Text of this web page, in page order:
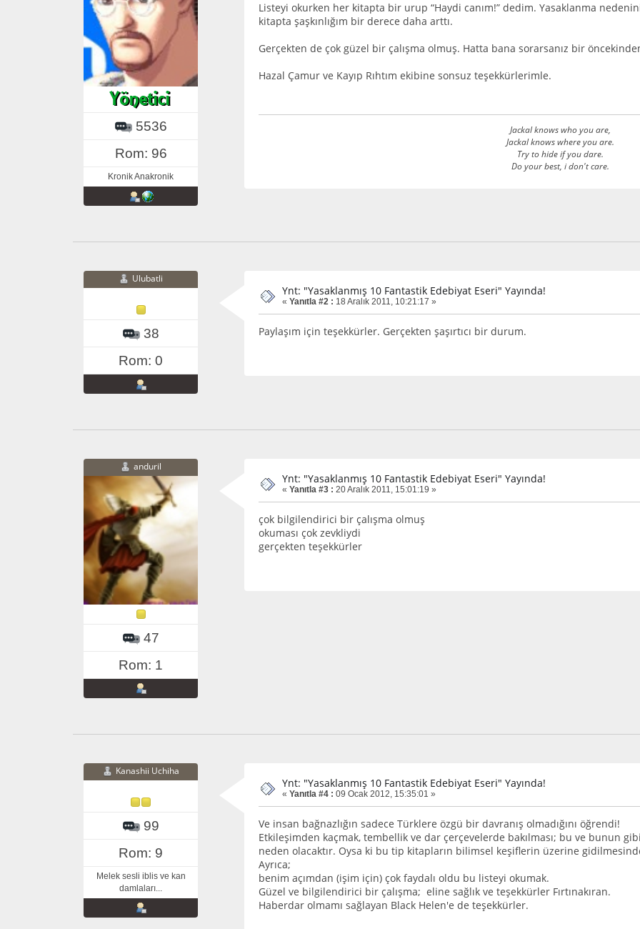
5536
Rom: 96
Kronik Anakronik
Listeyi okurken her kitapta bir urup “Haydi canım!” dedim. Yasaklanma
kitapta şaşkınlığım bir derece daha arttı.
Gerçekten de çok güzel bir çalışma olmuş. Hatta bana sorarsanız bir
Hazal Çamur ve Kayıp Rıhtım ekibine sonsuz teşekkürlerimle.
Jackal knows who you are,
Jackal knows where you are.
Try to hide if you dare.
Do your best, i don't care.
Ulubatli
38
Rom: 0
Ynt: "Yasaklanmış 10 Fantastik Edebiyat Eseri" Yayında!
« Yanıtla #2 : 18 Aralık 2011, 10:21:17 »
Paylaşım için teşekkürler. Gerçekten şaşırtıcı bir durum.
anduril
47
Rom: 1
Ynt: "Yasaklanmış 10 Fantastik Edebiyat Eseri" Yayında!
« Yanıtla #3 : 20 Aralık 2011, 15:01:19 »
çok bilgilendirici bir çalışma olmuş
okuması çok zevkliydi
gerçekten teşekkürler
Kanashii Uchiha
99
Rom: 9
Melek sesli iblis ve kan
damlaları...
Ynt: "Yasaklanmış 10 Fantastik Edebiyat Eseri" Yayında!
« Yanıtla #4 : 09 Ocak 2012, 15:35:01 »
Ve insan bağnazlığın sadece Türklere özgü bir davranış olmadığını öğrendi!
Etkileşimden kaçmak, tembellik ve dar çerçevelerde bakılması; bu ve bunun
neden olacaktır. Oysa ki bu tip kitapların bilimsel keşiflerin üzerine
Ayrıca;
benim açımdan (işim için) çok faydalı oldu bu listeyi okumak.
Güzel ve bilgilendirici bir çalışma; eline sağlık ve teşekkürler Fırtınakıran.
Haberdar olmamı sağlayan Black Helen'e de teşekkürler.